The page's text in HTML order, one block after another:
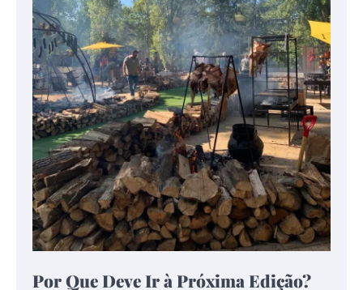
Por Que Deve Ir à Próxima Edição?